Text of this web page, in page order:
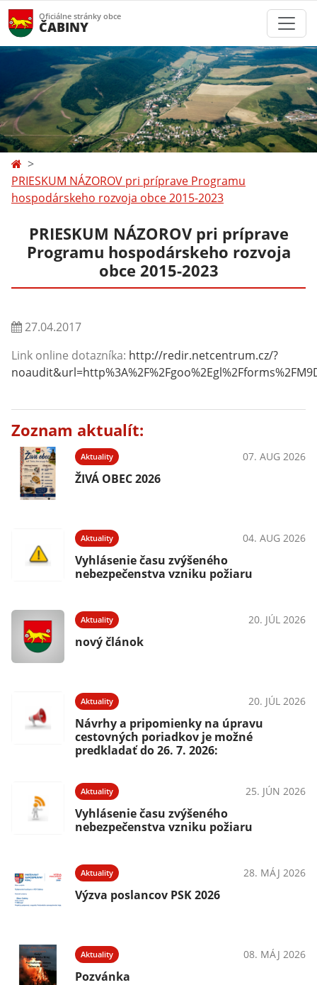
Oficiálne stránky obce
ČABINY
PRIESKUM NÁZOROV pri príprave Programu
hospodárskeho rozvoja obce 2015-2023
PRIESKUM NÁZOROV pri príprave
Programu hospodárskeho rozvoja
obce 2015-2023
27.04.2017
Link online dotazníka: http://redir.netcentrum.cz/?
Zoznam aktualít:
Aktuality 07. AUG 2026
ŽIVÁ OBEC 2026
Aktuality 04. AUG 2026
Vyhlásenie času zvýšeného
nebezpečenstva vzniku požiaru
Aktuality 20. JÚL 2026
nový článok
Aktuality 20. JÚL 2026
Návrhy a pripomienky na úpravu
cestovných poriadkov je možné
predkladať do 26. 7. 2026:
Aktuality 25. JÚN 2026
Vyhlásenie času zvýšeného
nebezpečenstva vzniku požiaru
Aktuality 28. MÁJ 2026
Výzva poslancov PSK 2026
Aktuality 08. MÁJ 2026
Pozvánka